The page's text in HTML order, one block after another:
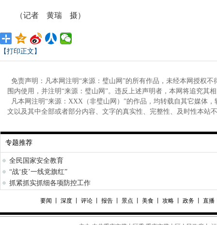
（记者 黄瑞 摄）
【打印正文】
免责声明：凡本网注明“来源：璧山网”的所有作品，未经本网授权
围内使用，并注明“来源：璧山网”。违反上述声明者，本网将追究其
凡本网注明“来源：XXX（非璧山网）”的作品，均转载自其它媒体
文以及其中全部或者部分内容、文字的真实性、完整性、及时性本站
专题推荐
全民国家安全教育
“战‘疫’一线党旗红”
抓紧抓实抓细各项防控工作
要闻 深度 评论 报告 景点 美食 攻略 政务 直播